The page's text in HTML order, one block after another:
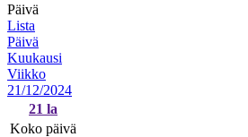
Päivä
Lista
Päivä
Kuukausi
Viikko
21/12/2024
21 la
Koko päivä